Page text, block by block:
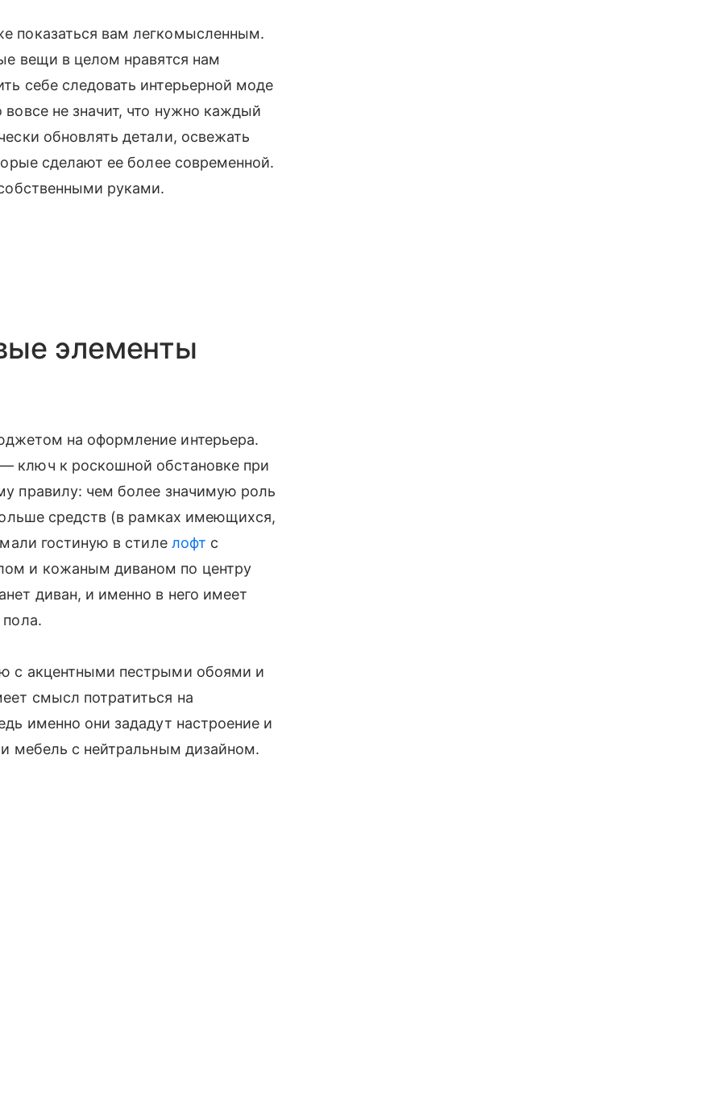
показаться вам легкомысленным.
вещи в целом нравятся нам
себе следовать интерьерной моде
вовсе не значит, что нужно каждый
обновлять детали, освежать
сделают ее более современной.
руками.
элементы
на оформление интерьера.
ключ к роскошной обстановке при
правилу: чем более значимую роль
средств (в рамках имеющихся,
гостиную в стиле лофт с
и кожаным диваном по центру
диван, и именно в него имеет
с акцентными пестрыми обоями и
смысл потратиться на
именно они зададут настроение и
мебель с нейтральным дизайном.